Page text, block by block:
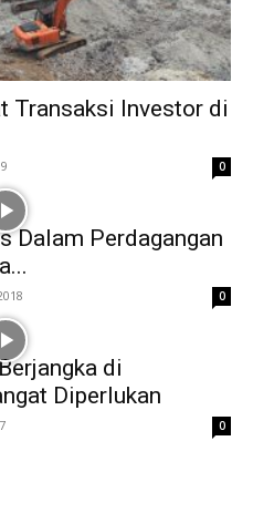
Transaksi Investor di
0
Dalam Perdagangan
0
di
Diperlukan
0